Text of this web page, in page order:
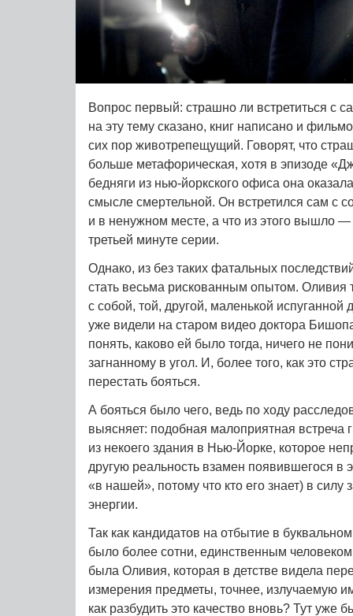
Вопрос первый: страшно ли встретиться с
на эту тему сказано, книг написано и
сих пор животрепещущий. Говорят, что
больше метафорическая, хотя в эпизоде
бедняги из нью-йоркского офиса она
смысле смертельной. Он встретился сам с
и в ненужном месте, а что из этого вышло
третьей минуте серии.
Однако, из без таких фатальных
стать весьма рискованным опытом. Оливия
с собой, той, другой, маленькой испуганной
уже видели на старом видео доктора
понять, каково ей было тогда, ничего не
загнанному в угол. И, более того, как это
перестать бояться.
А бояться было чего, ведь по ходу
выясняет: подобная малоприятная встреча
из некоего здания в Нью-Йорке, которое
другую реальность взамен появившегося в
«в нашей», потому что кто его знает) в силу
энергии.
Так как кандидатов на отбытие в
было более сотни, единственным
была Оливия, которая в детстве видела
измерения предметы, точнее, излучаемую
как разбудить это качество вновь? Тут уже